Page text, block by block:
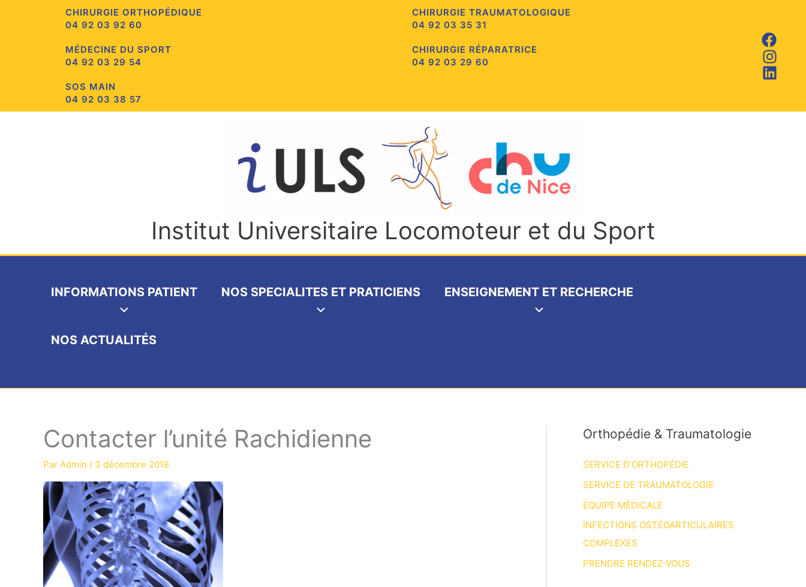
CHIRURGIE ORTHOPÉDIQUE
04 92 03 92 60
CHIRURGIE TRAUMATOLOGIQUE
04 92 03 35 31
MÉDECINE DU SPORT
04 92 03 29 54
CHIRURGIE RÉPARATRICE
04 92 03 29 60
SOS MAIN
04 92 03 38 57
Institut Universitaire Locomoteur et du Sport
INFORMATIONS PATIENT NOS SPECIALITES ET PRATICIENS ENSEIGNEMENT ET RECHERCHE
NOS ACTUALITÉS
Contacter l’unité Rachidienne
Par Admin / 3 décembre 2018
Orthopédie & Traumatologie
SERVICE D’ORTHOPÉDIE
SERVICE DE TRAUMATOLOGIE
ÉQUIPE MÉDICALE
INFECTIONS OSTÉOARTICULAIRES
COMPLEXES
PRENDRE RENDEZ-VOUS